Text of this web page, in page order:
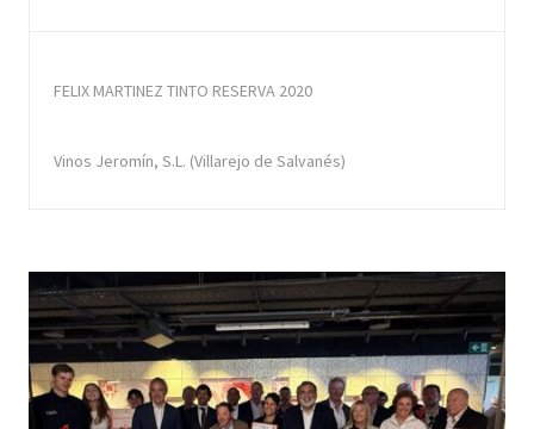
FELIX MARTINEZ TINTO RESERVA 2020
Vinos Jeromín, S.L. (Villarejo de Salvanés)